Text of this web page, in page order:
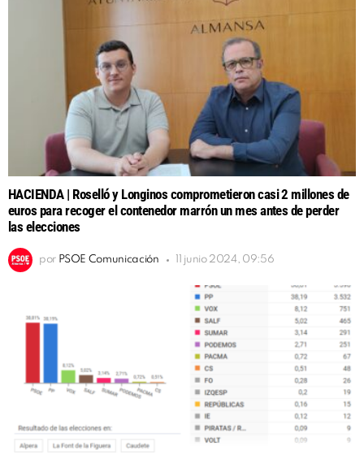
HACIENDA | Roselló y Longinos comprometieron casi 2 millones de
euros para recoger el contenedor marrón un mes antes de perder
las elecciones
por PSOE Comunicación 11 junio 2024, 09:56